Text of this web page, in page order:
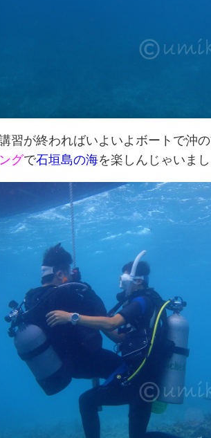
習が終わればいよいよボートで沖
グで石垣島の海を楽しんじゃいま